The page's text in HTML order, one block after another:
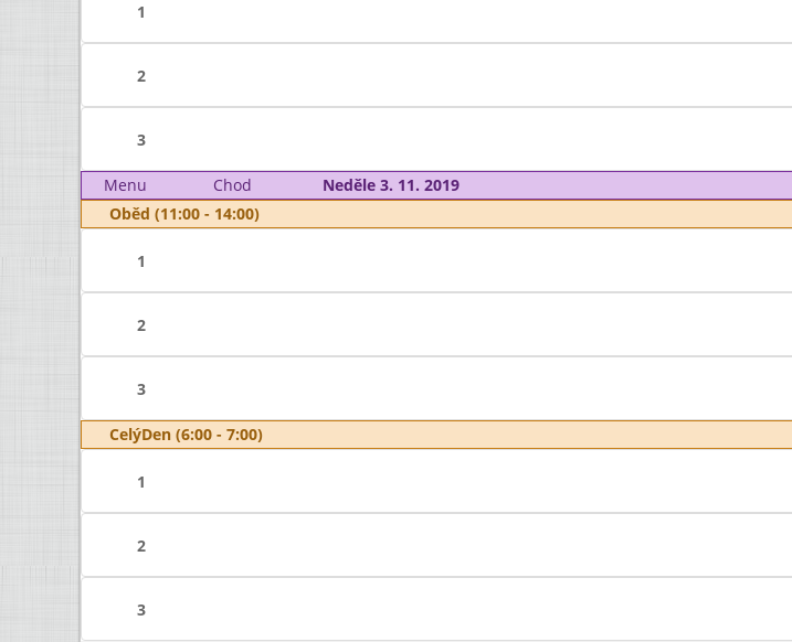
1
2
3
Menu Chod
Neděle 3. 11. 2019
Oběd (11:00 - 14:00)
1
2
3
CelýDen (6:00 - 7:00)
1
2
3